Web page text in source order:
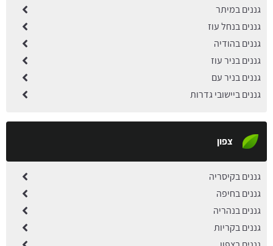
גננים במיתר
גננים בנחל עוז
גננים בהודיה
גננים בניר עוז
גננים בניר עם
גננים ביישובי גדרות
צפון
גננים בקיסריה
גננים בחיפה
גננים בנהריה
גננים בקריות